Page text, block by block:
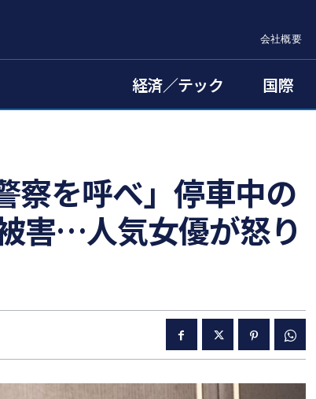
会社概要
経済／テック 国際
察を呼べ」停車中の
害…人気女優が怒り